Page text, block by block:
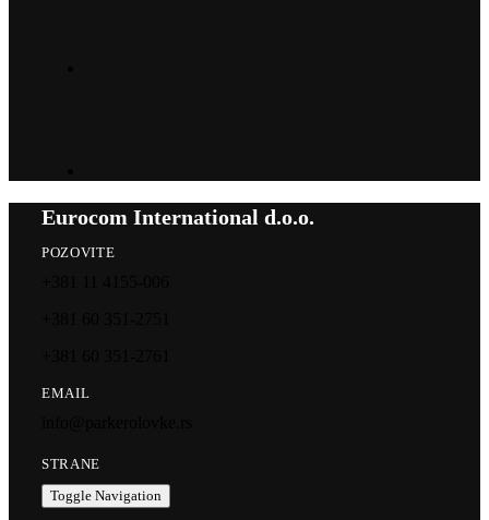
Eurocom International d.o.o.
POZOVITE
EMAIL
STRANE
Toggle Navigation